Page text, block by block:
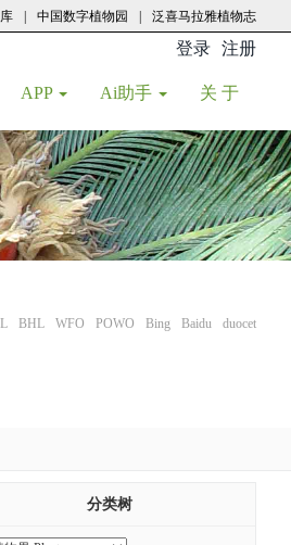
中国数字植物园 泛喜马拉雅植物志
登录 注册
APP Ai助手 关 于
BHL WFO POWO Bing Baidu duocet
分类树